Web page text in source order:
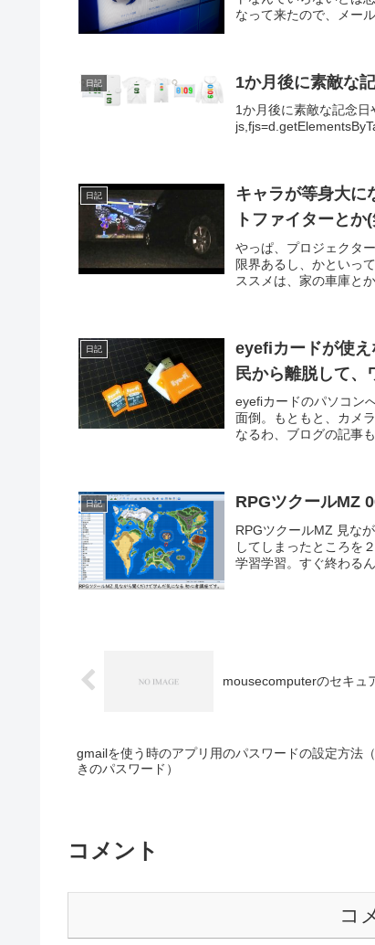
なって来たので、メー
日記 1か月後に素敵な
1か月後に素敵な記念
日記
キャラが等身大に
トファイターとか
やっぱ、プロジェクタ
限界あるし、かといっ
ススメは、家の車庫と
日記
eyefiカードが使
民から離脱して、
eyefiカードのパソコン
面倒。もともと、カメ
なるわ、ブログの記事
日記 RPGツクールMZ
RPGツクールMZ 見な
してしまったところを
学習学習。すぐ終わる
mousecomputerのセキュ
gmailを使う時のアプリ用のパスワードの設定方法
きのパスワード）
コメント
コ